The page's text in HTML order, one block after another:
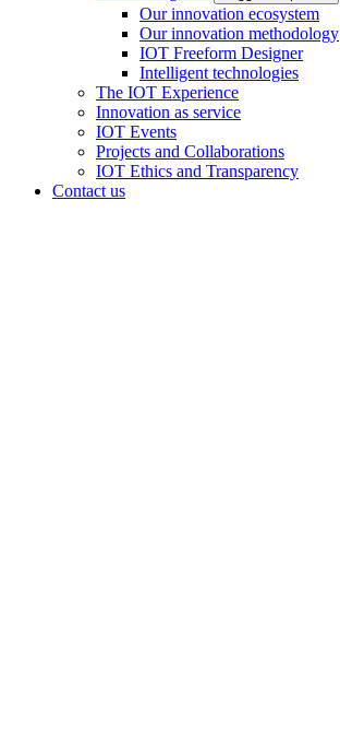
Our innovation ecosystem
Our innovation methodology
IOT Freeform Designer
Intelligent technologies
The IOT Experience
Innovation as service
IOT Events
Projects and Collaborations
IOT Ethics and Transparency
Contact us